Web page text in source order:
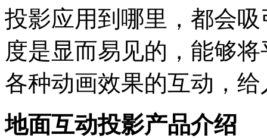
投影应用到哪里，都会
度是显而易见的，能够
各种动画效果的互动，
地面互动投影产品介绍